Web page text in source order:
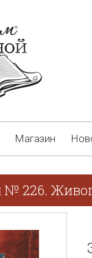
Магазин
226.